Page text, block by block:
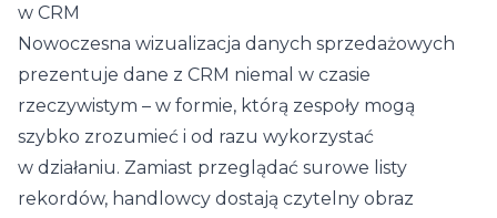
w CRM
Nowoczesna wizualizacja danych sprzedażowych
prezentuje dane z CRM niemal w czasie
rzeczywistym – w formie, którą zespoły mogą
szybko zrozumieć i od razu wykorzystać
w działaniu. Zamiast przeglądać surowe listy
rekordów, handlowcy dostają czytelny obraz